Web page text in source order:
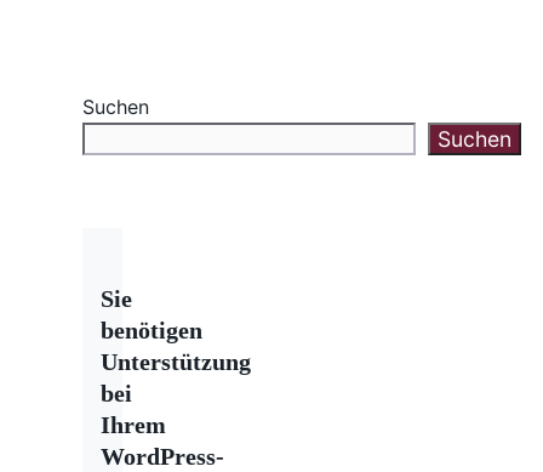
Suchen
Suchen
Sie
benötigen
Unterstützung
bei
Ihrem
WordPress-